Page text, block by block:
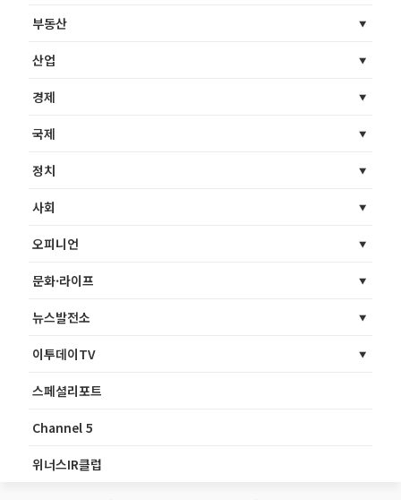
부동산
산업
경제
국제
정치
사회
오피니언
문화·라이프
뉴스발전소
이투데이TV
스페셜리포트
Channel 5
위너스IR클럽